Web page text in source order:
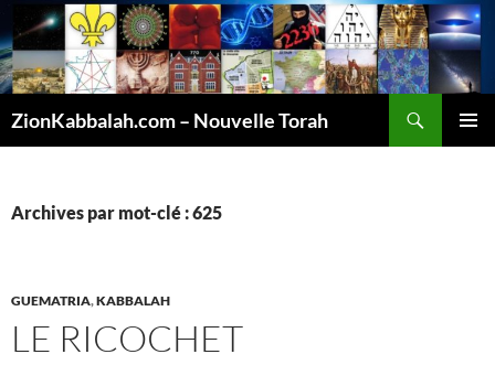
ZionKabbalah.com – Nouvelle Torah
Archives par mot-clé : 625
GUEMATRIA,KABBALAH
LE RICOCHET